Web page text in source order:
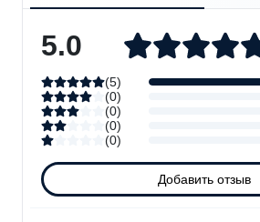
5.0
(5)
(0)
(0)
(0)
(0)
Добавить отзыв